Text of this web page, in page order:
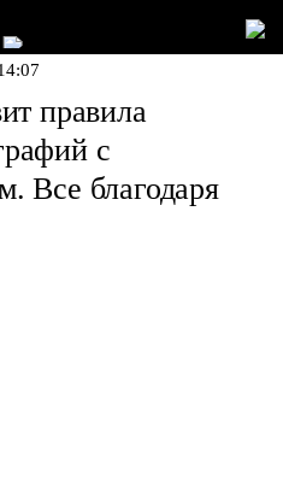
правила
с
Все благодаря